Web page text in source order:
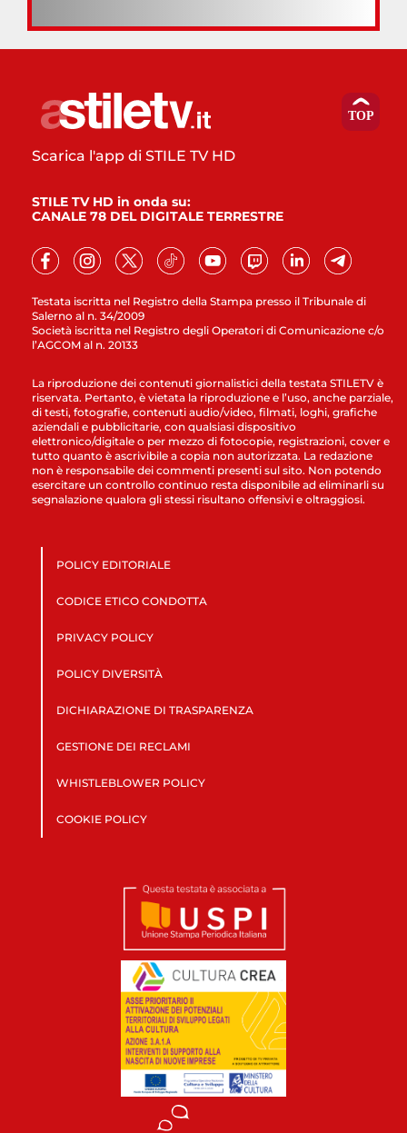
Testata iscritta nel Registro della Stampa presso il Tribunale di
Salerno al n. 34/2009
Società iscritta nel Registro degli Operatori di Comunicazione c/o
l’AGCOM al n. 20133
Scarica l'app di STILE TV HD
STILE TV HD in onda su:
CANALE 78 DEL DIGITALE TERRESTRE
La riproduzione dei contenuti giornalistici della testata STILETV è
riservata. Pertanto, è vietata la riproduzione e l’uso, anche parziale,
di testi, fotografie, contenuti audio/video, filmati, loghi, grafiche
aziendali e pubblicitarie, con qualsiasi dispositivo
elettronico/digitale o per mezzo di fotocopie, registrazioni, cover e
tutto quanto è ascrivibile a copia non autorizzata. La redazione
non è responsabile dei commenti presenti sul sito. Non potendo
esercitare un controllo continuo resta disponibile ad eliminarli su
segnalazione qualora gli stessi risultano offensivi e oltraggiosi.
POLICY EDITORIALE
CODICE ETICO CONDOTTA
PRIVACY POLICY
POLICY DIVERSITÀ
DICHIARAZIONE DI TRASPARENZA
GESTIONE DEI RECLAMI
WHISTLEBLOWER POLICY
COOKIE POLICY